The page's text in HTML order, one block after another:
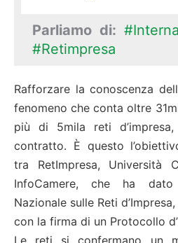
Parliamo di:
#Retimpresa
Rafforzare la conoscenza
fenomeno che conta oltre
più di 5mila reti
contratto. È questo
tra RetImpresa, Università
InfoCamere, che ha dato
Nazionale sulle Reti
con la firma di un Protocollo
Le reti si confermano un